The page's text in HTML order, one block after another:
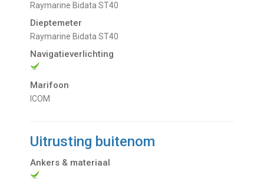
Raymarine Bidata ST40
Dieptemeter
Raymarine Bidata ST40
Navigatieverlichting
Marifoon
ICOM
Uitrusting buitenom
Ankers & materiaal